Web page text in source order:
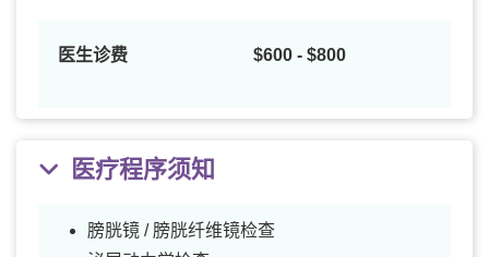
医生诊费 $600 - $800
医疗程序须知
膀胱镜 / 膀胱纤维镜检查